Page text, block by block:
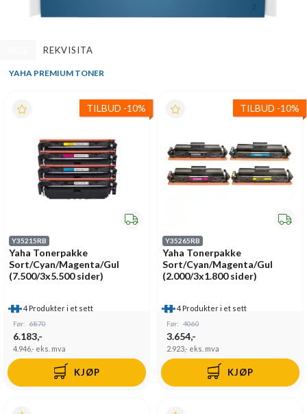
REKVISITA
YAHA PREMIUM TONER
TILBUD -10%
Y35215RB
Yaha Tonerpakke
Sort/Cyan/Magenta/Gul
(7.500/3x5.500 sider)
4 Produkter i et sett
Før: 6870
6.183,-
4.946,- eks. mva
KJØP
TILBUD -10%
Y35265RB
Yaha Tonerpakke
Sort/Cyan/Magenta/Gul
(2.000/3x1.800 sider)
4 Produkter i et sett
Før: 4060
3.654,-
2.923,- eks. mva
KJØP